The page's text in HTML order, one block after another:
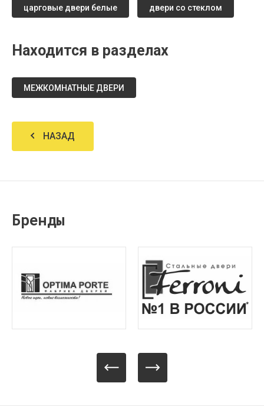
царговые двери белые двери со стеклом
Находится в разделах
МЕЖКОМНАТНЫЕ ДВЕРИ
НАЗАД
Бренды